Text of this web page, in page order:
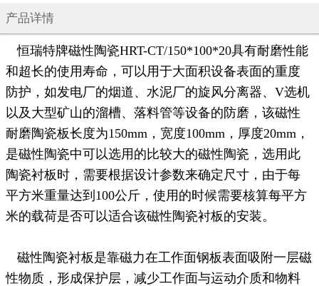
产品详情
恒瑞特牌磁性陶瓷HRT-CT/150*100*20具有耐磨性能
和超长的使用寿命，可以用于大面积设备表面的重度
防护，如发电厂的烟道、水泥厂的旋风分离器、V选机
以及大型矿山的溜槽、落料管等设备的防磨，该磁性
耐磨陶瓷板长度为150mm，宽度100mm，厚度20mm，
是磁性陶瓷中可以选用的比较大的磁性陶瓷，选用此
陶瓷衬板时，需要根据设计参数来确定尺寸，由于每
平方米重量达到100公斤，使用的时候需要核算每平方
米的载荷是否可以适合该磁性陶瓷衬板的安装。
磁性陶瓷衬板是靠磁力在工作面钢板表面吸附一层磁
性物质，形成保护层，减少工作面与运动介质和物料